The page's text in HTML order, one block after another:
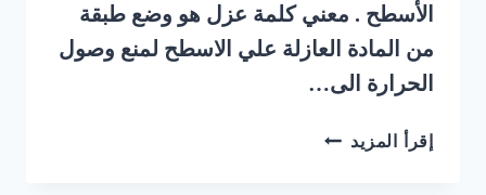
الأسطح . معني كلمة عزل هو وضع طبقة
من المادة العازلة علي الاسطح لمنع وصول
الحرارة الى…
إقرأ المزيد شركة